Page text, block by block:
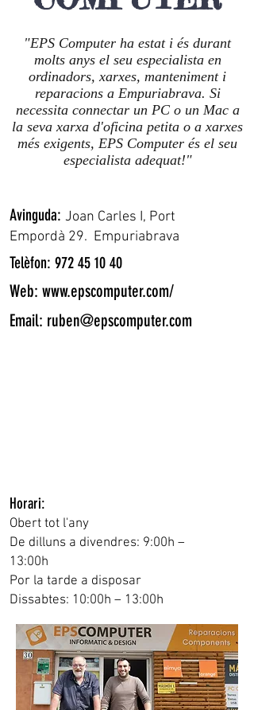
"EPS Computer ha estat i és durant
molts anys el seu especialista en
ordinadors, xarxes, manteniment i
reparacions a Empuriabrava. Si
necessita connectar un PC o un Mac a
la seva xarxa d'oficina petita o a xarxes
més exigents, EPS Computer és el seu
especialista adequat!"
Avinguda: Joan Carles I, Port
Empordà 29. Empuriabrava
Telèfon: 972 45 10 40
Web: www.epscomputer.com/
Email: ruben@epscomputer.com
Horari:
Obert tot l'any
De dilluns a divendres: 9:00h –
13:00h
Por la tarde a disposar
Dissabtes: 10:00h – 13:00h